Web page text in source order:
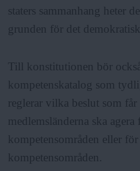
staters sammanhang heter
grunden för det
Till konstitutionen bör
kompetenskatalog som
reglerar vilka beslut som
medlemsländerna ska
kompetensområden eller
kompetensområden.